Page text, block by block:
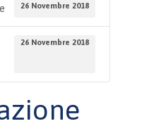
26 Novembre 2018
26 Novembre 2018